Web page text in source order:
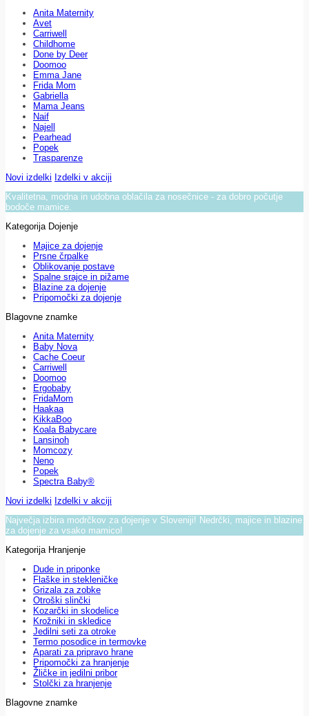
Anita Maternity
Avet
Carriwell
Childhome
Done by Deer
Doomoo
Emma Jane
Frida Mom
Gabriella
Mama Jeans
Naif
Najell
Pearhead
Popek
Trasparenze
Novi izdelki Izdelki v akciji
Kvalitetna, modna in udobna oblačila za nosečnice - za dobro počutje
bodoče mamice.
Kategorija Dojenje
Majice za dojenje
Prsne črpalke
Oblikovanje postave
Spalne srajce in pižame
Blazine za dojenje
Pripomočki za dojenje
Blagovne znamke
Anita Maternity
Baby Nova
Cache Coeur
Carriwell
Doomoo
Ergobaby
FridaMom
Haakaa
KikkaBoo
Koala Babycare
Lansinoh
Momcozy
Neno
Popek
Spectra Baby®
Novi izdelki Izdelki v akciji
Največja izbira modrčkov za dojenje v Sloveniji! Nedrčki, majice in blazine
za dojenje za vsako mamico!
Kategorija Hranjenje
Dude in priponke
Flaške in stekleničke
Grizala za zobke
Otroški slinčki
Kozarčki in skodelice
Krožniki in skledice
Jedilni seti za otroke
Termo posodice in termovke
Aparati za pripravo hrane
Pripomočki za hranjenje
Žličke in jedilni pribor
Stolčki za hranjenje
Blagovne znamke